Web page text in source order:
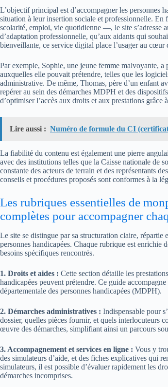
L’objectif principal est d’accompagner les personnes
situation à leur insertion sociale et professionnelle.
scolarité, emploi, vie quotidienne —, le site s’adresse
d’adaptation professionnelle, qu’aux aidants qui
bienveillante, ce service digital place l’usager au cœur
Par exemple, Sophie, une jeune femme malvoyante,
auxquelles elle pouvait prétendre, telles que les
administrative. De même, Thomas, père d’un enfant
repérer au sein des démarches MDPH et des
d’optimiser l’accès aux droits et aux prestations
Lire aussi : Numéro de formule du CI
La fiabilité du contenu est également une pierre
avec des institutions telles que la Caisse nationale de
constante des acteurs de terrain et des représentants
conseils et procédures proposés sont conformes à la
Les rubriques essentielles de
complètes pour accompagner
Le site se distingue par sa structuration claire, répartie
personnes handicapées. Chaque rubrique est enrichie
besoins spécifiques rencontrés.
1. Droits et aides : Cette section détaille les
handicapées peuvent prétendre. Ce guide
départementale des personnes handicapées (MDPH).
2. Démarches administratives : Indispensable pour
dossier, quelles pièces fournir, et quels interlocuteurs
œuvre des démarches, simplifiant ainsi un parcours
3. Accompagnement et services en ligne : Vous y
des simulateurs d’aide, et des fiches explicatives qui
simulateurs, il est possible d’évaluer rapidement les
démarches incomprises.